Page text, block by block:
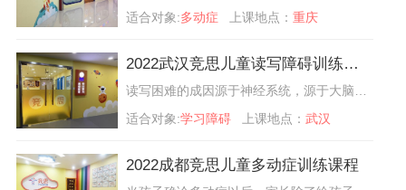
适合对象:多动症 上课地点： 重庆
2022武汉竞思儿童读写障碍训练课程
适合对象:学习障碍上课地点： 武汉
2022成都竞思儿童多动症训练课程